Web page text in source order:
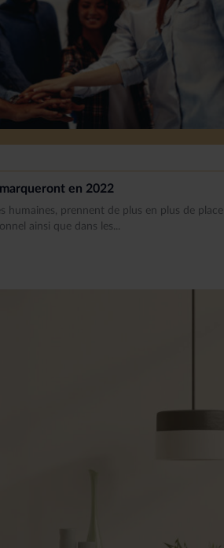
en 2022
humaines, prennent de plus en plus de place
ainsi que dans les...